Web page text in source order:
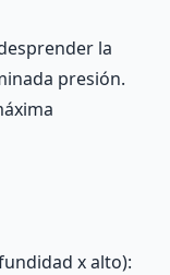
la
presión.
x alto):